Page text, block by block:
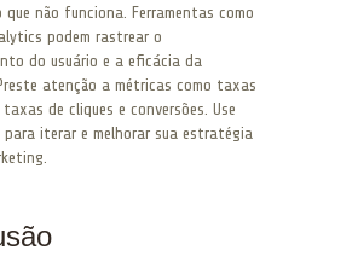
não funciona. Ferramentas como
podem rastrear o
do usuário e a eficácia da
atenção a métricas como taxas
de cliques e conversões. Use
para iterar e melhorar sua estratégia